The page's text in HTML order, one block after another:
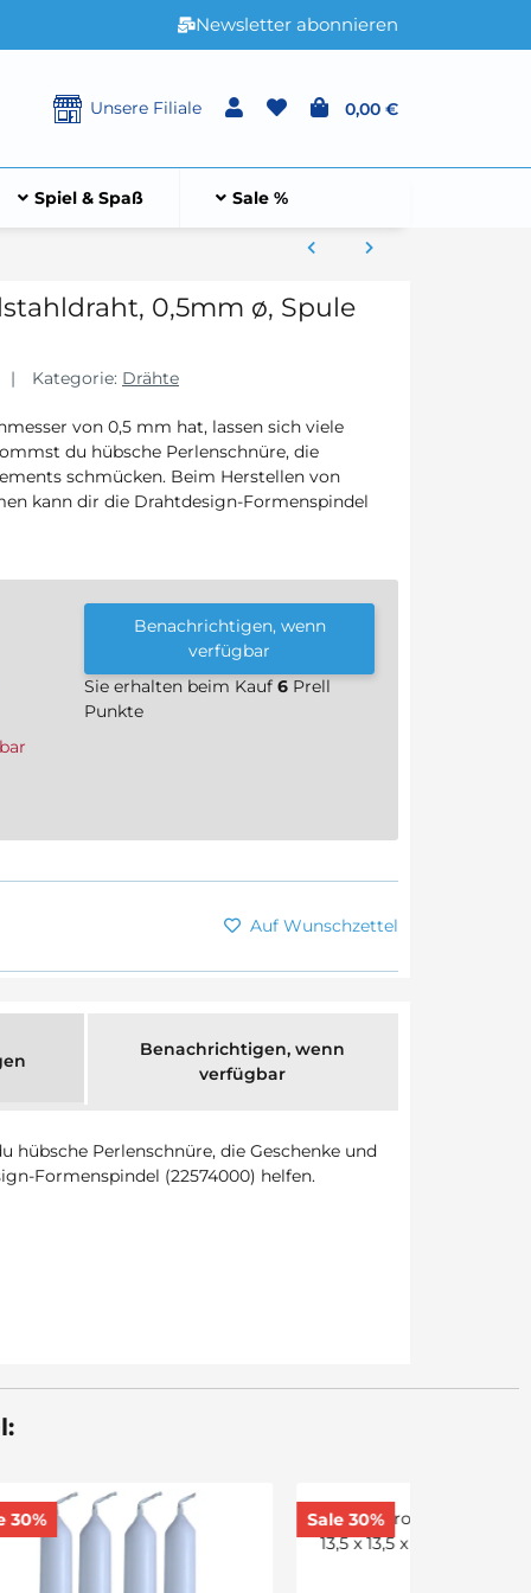
Newsletter abonnieren
Unsere Filiale 0,00 €
Spiel & Spaß Sale %
0,5mm ø, Spule
Kategorie: Drähte
von 0,5 mm hat, lassen sich viele
du hübsche Perlenschnüre, die
schmücken. Beim Herstellen von
kann dir die Drahtdesign-Formenspindel
Benachrichtigen, wenn
verfügbar
Sie erhalten beim Kauf 6 Prell
Punkte
Auf Wunschzettel
Benachrichtigen, wenn
verfügbar
Perlenschnüre, die Geschenke und
Formenspindel (22574000) helfen.
Sale 30%